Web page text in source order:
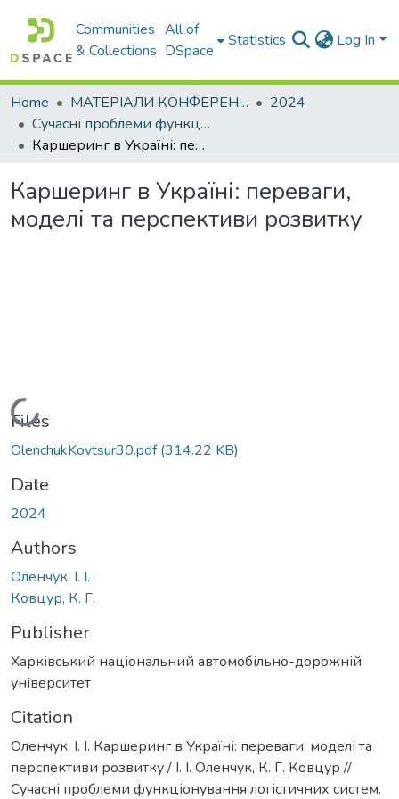
Communities
& Collections
All of
DSpace
Statistics Log In
Home МАТЕРІАЛИ КОНФЕРЕНЦІЙ
2024
Сучасні проблеми функціонування логістичних систем. Сталий розвиток транспортних систем: наука і практика
Каршеринг в Україні: переваги, моделі та перспективи розвитку
Каршеринг в Україні: переваги,
моделі та перспективи розвитку
Loading...
Files
OlenchukKovtsur30.pdf(314.22 KB)
Date
2024
Authors
Оленчук, І. І.
Ковцур, К. Г.
Publisher
Харківський національний автомобільно-дорожній
університет
Citation
Оленчук, І. І. Каршеринг в Україні: переваги, моделі та
перспективи розвитку / І. І. Оленчук, К. Г. Ковцур //
Cучасні проблеми функціонування логістичних систем.